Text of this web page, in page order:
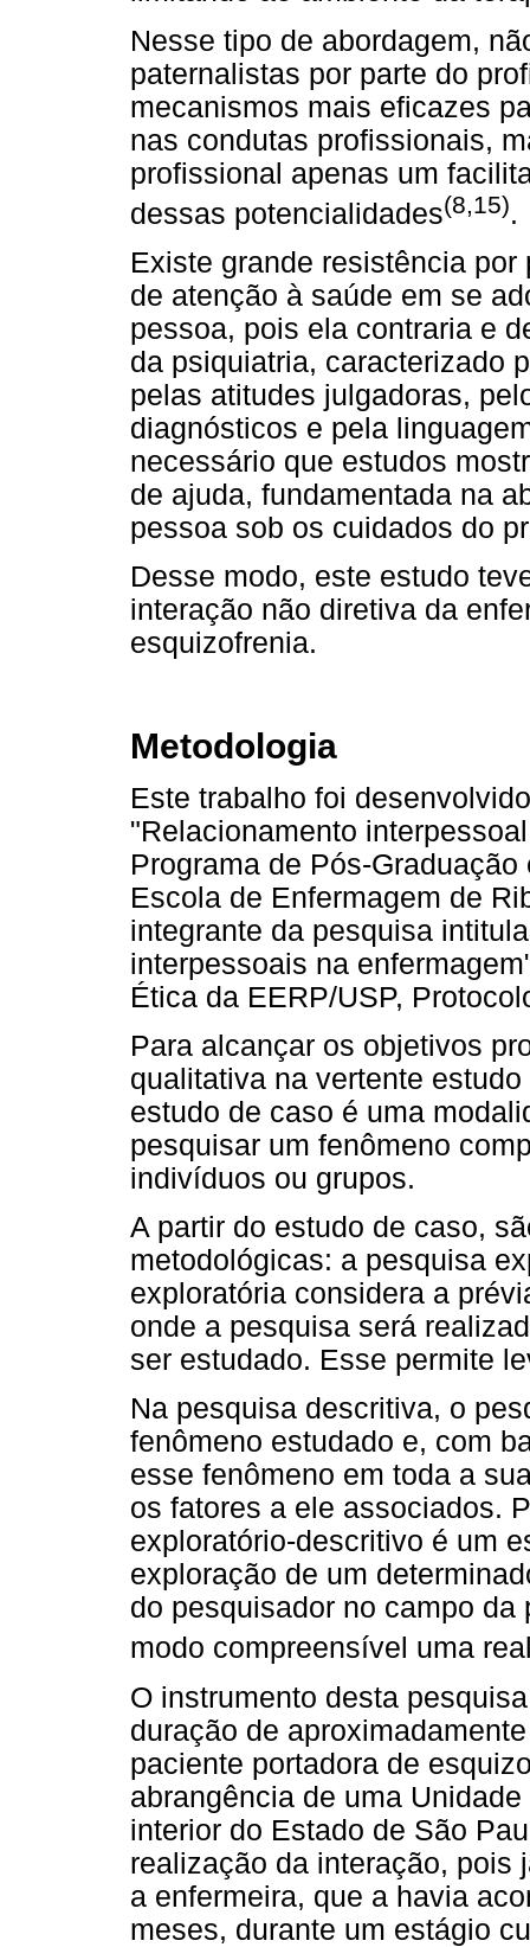
Nesse tipo de abordagem,
paternalistas por parte do
mecanismos mais eficazes
nas condutas profissionais,
profissional apenas um
dessas potencialidades(8,15).
Existe grande resistência
de atenção à saúde em se
pessoa, pois ela contraria e
da psiquiatria, caracterizado
pelas atitudes julgadoras,
diagnósticos e pela
necessário que estudos
de ajuda, fundamentada na
pessoa sob os cuidados do
Desse modo, este estudo
interação não diretiva da
esquizofrenia.
Metodologia
Este trabalho foi
"Relacionamento
Programa de Pós-
Escola de Enfermagem de
integrante da pesquisa
interpessoais na
Ética da EERP/USP,
Para alcançar os objetivos
qualitativa na vertente
estudo de caso é uma
pesquisar um fenômeno
indivíduos ou grupos.
A partir do estudo de caso,
metodológicas: a pesquisa
exploratória considera a
onde a pesquisa será
ser estudado. Esse permite
Na pesquisa descritiva, o
fenômeno estudado e, com
esse fenômeno em toda a
os fatores a ele associados.
exploratório-descritivo é um
exploração de um
do pesquisador no campo
modo compreensível uma
O instrumento desta
duração de
paciente portadora de
abrangência de uma
interior do Estado de São
realização da interação, pois
a enfermeira, que a havia
meses, durante um estágio